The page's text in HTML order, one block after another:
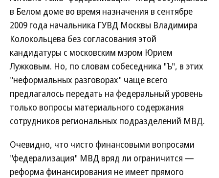
в Белом доме во время назначения в сентябре
2009 года начальника ГУВД Москвы Владимира
Колокольцева без согласования этой
кандидатуры с московским мэром Юрием
Лужковым. Но, по словам собеседника "Ъ", в этих
"неформальных разговорах" чаще всего
предлагалось передать на федеральный уровень
только вопросы материального содержания
сотрудников региональных подразделений МВД.
Очевидно, что чисто финансовыми вопросами
"федерализация" МВД вряд ли ограничится —
реформа финансирования не имеет прямого